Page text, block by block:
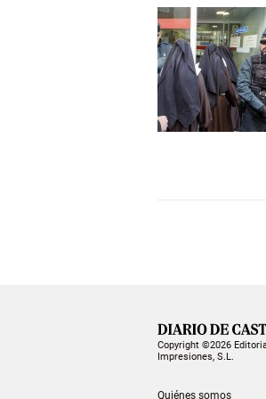
Copyright ©2026
Impresiones, S.L.
Quiénes somos